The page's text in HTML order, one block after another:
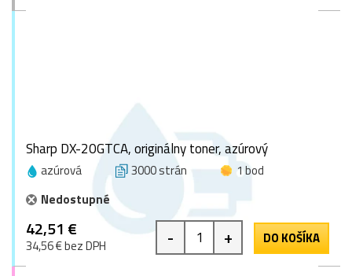
Sharp DX-20GTCA, originálny toner, azúrový
azúrová 3000 strán
1 bod
Nedostupné
42,51 €
34,56 € bez DPH - + DO KOŠÍKA